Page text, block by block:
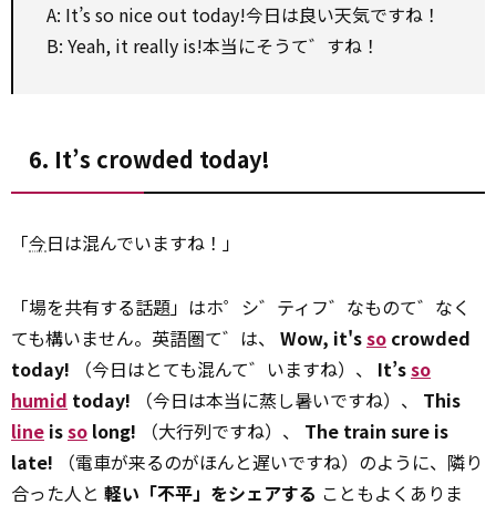
A: It’s so nice out today!今日は良い天気ですね！
B: Yeah, it really is!本当にそうて゛すね！
6. It’s crowded today!
「今日は混んでいますね！」
「場を共有する話題」はホ゜シ゛ティフ゛なものて゛なく
ても構いません。英語圏て゛は、 Wow, it'sso crowded
today! （今日はとても混んて゛いますね）、 It’sso
humid today! （今日は本当に蒸し暑いですね）、 This
line isso long! （大行列ですね）、 The train sure is
late! （電車が来るのがほんと遅いですね）のように、隣り
合った人と 軽い「不平」をシェアする こともよくありま